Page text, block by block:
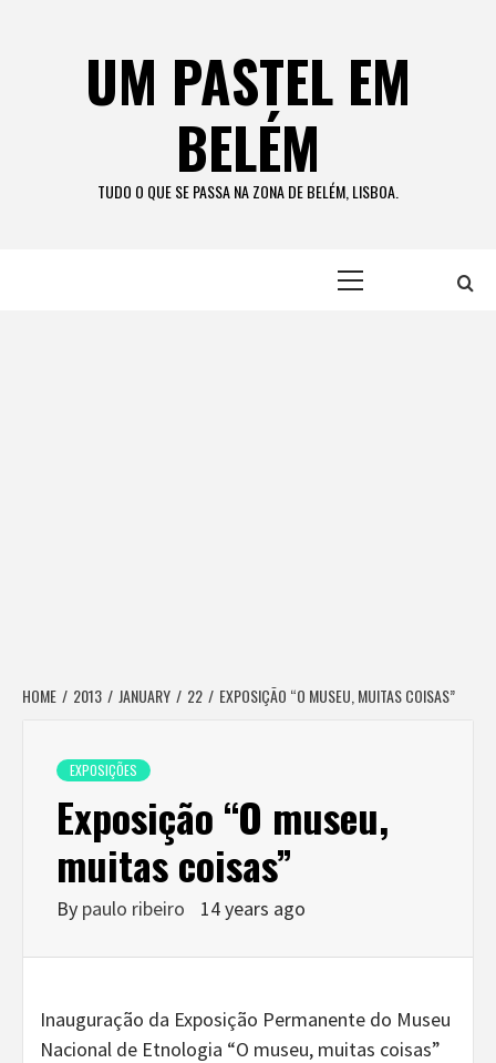
UM PASTEL EM
BELÉM
TUDO O QUE SE PASSA NA ZONA DE BELÉM, LISBOA.
HOME 2013 JANUARY 22 EXPOSIÇÃO “O MUSEU, MUITAS COISAS”
EXPOSIÇÕES
Exposição “O museu,
muitas coisas”
By paulo ribeiro 14 years ago
Inauguração da Exposição Permanente do Museu
Nacional de Etnologia “O museu, muitas coisas”